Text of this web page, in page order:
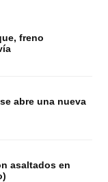
freno
abre una nueva
asaltados en